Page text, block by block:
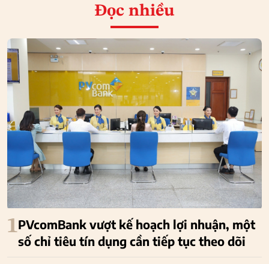
Đọc nhiều
1PVcomBank vượt kế hoạch lợi nhuận, một
số chỉ tiêu tín dụng cần tiếp tục theo dõi